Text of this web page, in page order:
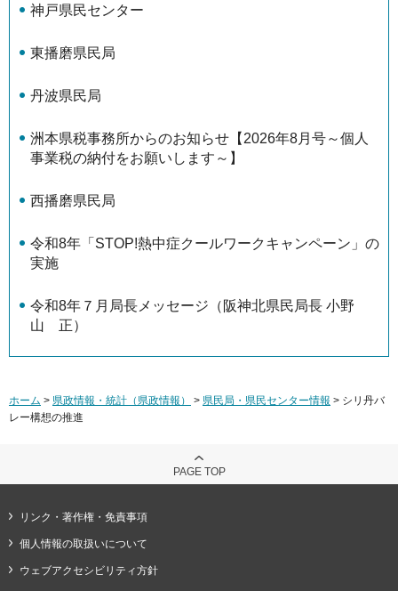
神戸県民センター
東播磨県民局
丹波県民局
洲本県税事務所からのお知らせ【2026年8月号～個人
事業税の納付をお願いします～】
西播磨県民局
令和8年「STOP!熱中症クールワークキャンペーン」の
実施
令和8年７月局長メッセージ（阪神北県民局長 小野
山 正）
ホーム > 県政情報・統計（県政情報） > 県民局・県民センター情報 > シリ丹バ
レー構想の推進
PAGE TOP
リンク・著作権・免責事項
個人情報の取扱いについて
ウェブアクセシビリティ方針